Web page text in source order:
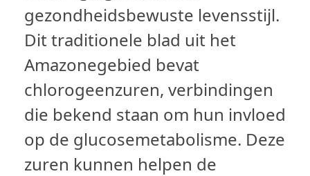
gezondheidsbewuste levensstijl.
Dit traditionele blad uit het
Amazonegebied bevat
chlorogeenzuren, verbindingen
die bekend staan om hun invloed
op de glucosemetabolisme. Deze
zuren kunnen helpen de